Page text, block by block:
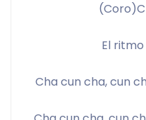
El
Cha cun cha, cun